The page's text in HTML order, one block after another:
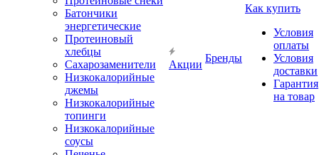
Батончики
энергетические
Протеиновый
хлебцы
Сахарозаменители
Низкокалорийные
джемы
Низкокалорийные
топинги
Низкокалорийные
соусы
Акции
Бренды
Как купить
Условия
оплаты
Условия
доставки
Гарантия
на товар